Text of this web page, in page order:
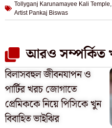
Tollyganj Karunamayee Kali Temple,
Artist Pankaj Biswas
আরও সম্পর্কিত
বিলাসবহুল জীবনযাপন ও
পার্টির খরচ জোগাতে
প্রেমিককে নিয়ে পিসিকে খুন
বিবাহিত ভাইঝির